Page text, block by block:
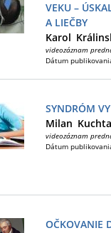
VEKU –
A LIEČBY
Karol
videozáznam
Dátum
SYNDRÓM
Milan Kuchta
videozáznam
Dátum
OČKOVANIE